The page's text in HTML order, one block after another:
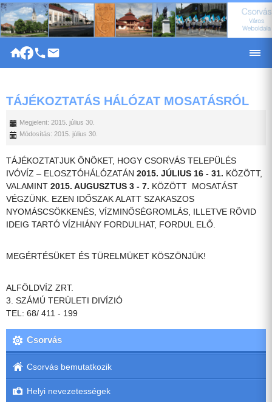
|
TÁJÉKOZTATÁS HÁLÓZAT MOSATÁSRÓL
Megjelent: 2015. július 30.
Módosítás: 2015. július 30.
TÁJÉKOZTATJUK ÖNÖKET, HOGY CSORVÁS TELEPÜLÉS
IVÓVÍZ – ELOSZTÓHÁLÓZATÁN 2015. JÚLIUS 16 - 31. KÖZÖTT,
VALAMINT 2015. AUGUSZTUS 3 - 7. KÖZÖTT MOSATÁST
VÉGZÜNK. EZEN IDŐSZAK ALATT SZAKASZOS
NYOMÁSCSÖKKENÉS, VÍZMINŐSÉGROMLÁS, ILLETVE RÖVID
IDEIG TARTÓ VÍZHIÁNY FORDULHAT, FORDUL ELŐ.
MEGÉRTÉSÜKET ÉS TÜRELMÜKET KÖSZÖNJÜK!
ALFÖLDVÍZ ZRT.
3. SZÁMÚ TERÜLETI DIVÍZIÓ
TEL: 68/ 411 - 199
Csorvás
Csorvás bemutatkozik
Helyi nevezetességek